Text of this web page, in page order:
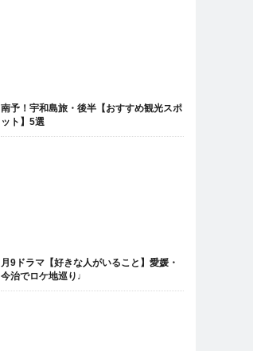
南予！宇和島旅・後半【おすすめ観光スポ
ット】5選
月9ドラマ【好きな人がいること】愛媛・
今治でロケ地巡り♩